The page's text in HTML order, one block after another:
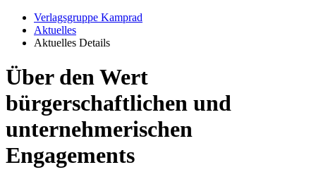
Verlagsgruppe Kamprad
Aktuelles
Aktuelles Details
Über den Wert
bürgerschaftlichen und
unternehmerischen
Engagements